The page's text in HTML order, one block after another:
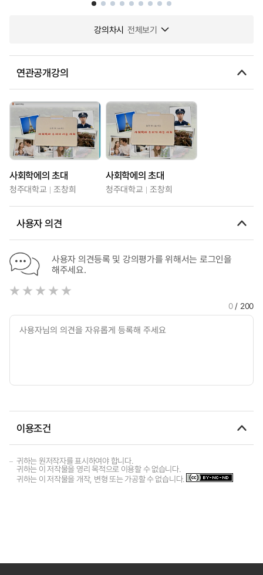
강의차시 전체보기
연관공개강의
사회학에의 초대
청주대학교 조창희
사회학에의 초대
청주대학교 조창희
사용자 의견
사용자 의견등록 및 강의평가를 위해서는 로그인을
해주세요.
0/ 200
이용조건
귀하는 원저작자를 표시하여야 합니다.
귀하는 이 저작물을 영리 목적으로 이용할 수 없습니다.
귀하는 이 저작물을 개작, 변형 또는 가공할 수 없습니다.